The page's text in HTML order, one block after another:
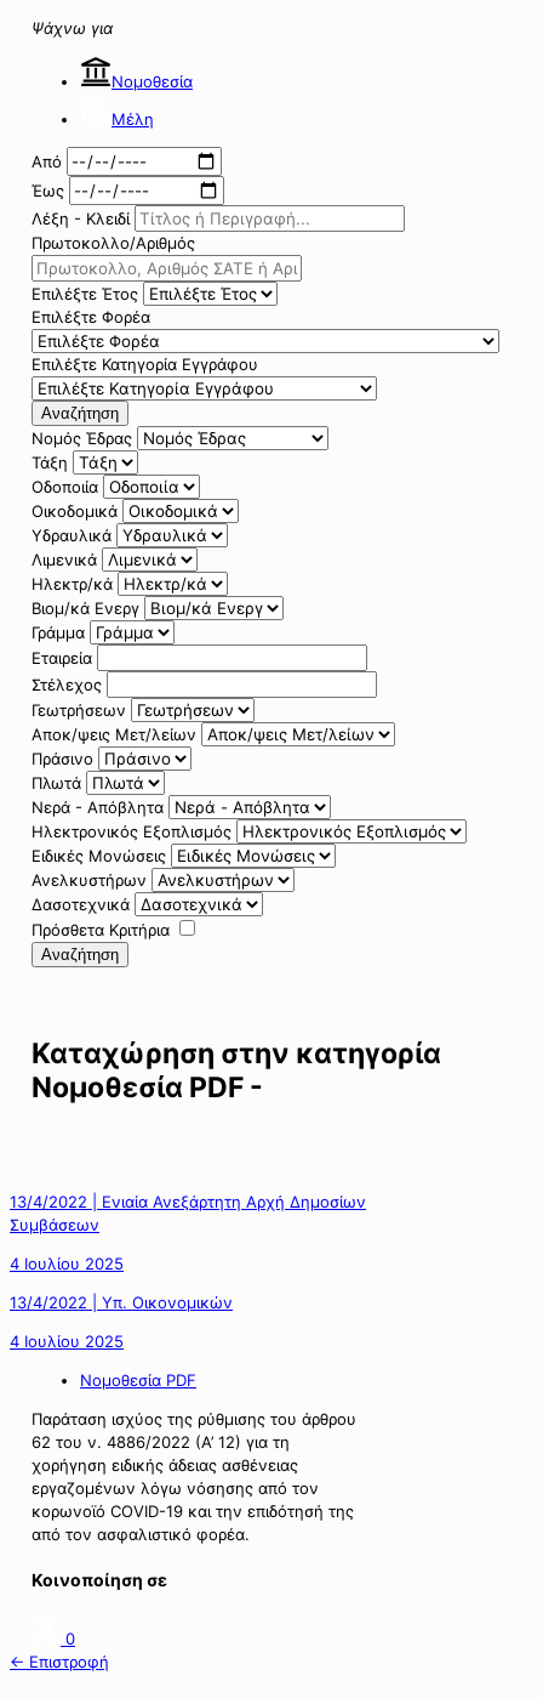
Ψάχνω για
Νομοθεσία
Μέλη
Από
Έως
Λέξη - Κλειδί
Πρωτοκολλο/Αριθμός
Επιλέξτε Έτος
Επιλέξτε Φορέα
Επιλέξτε Κατηγορία Εγγράφου
Αναζήτηση
Νομός Έδρας
Τάξη
Οδοποιία
Οικοδομικά
Υδραυλικά
Λιμενικά
Ηλεκτρ/κά
Βιομ/κά Ενεργ
Γράμμα
Εταιρεία
Στέλεχος
Γεωτρήσεων
Αποκ/ψεις Μετ/λείων
Πράσινο
Πλωτά
Νερά - Απόβλητα
Ηλεκτρονικός Εξοπλισμός
Ειδικές Μονώσεις
Ανελκυστήρων
Δασοτεχνικά
Πρόσθετα Κριτήρια
Αναζήτηση
Καταχώρηση στην κατηγορία
Νομοθεσία PDF -
13/4/2022 | Ενιαία Ανεξάρτητη Αρχή Δημοσίων
Συμβάσεων
4 Ιουλίου 2025
13/4/2022 | Υπ. Οικονομικών
4 Ιουλίου 2025
Νομοθεσία PDF
Παράταση ισχύος της ρύθμισης του άρθρου
62 του ν. 4886/2022 (Α’ 12) για τη
χορήγηση ειδικής άδειας ασθένειας
εργαζομένων λόγω νόσησης από τον
κορωνοϊό COVID-19 και την επιδότησή της
από τον ασφαλιστικό φορέα.
Κοινοποίηση σε
0
← Επιστροφή